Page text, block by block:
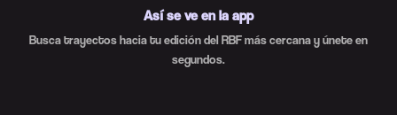
Así se ve en la app
Busca trayectos hacia tu edición del RBF más cercana y únete en
segundos.